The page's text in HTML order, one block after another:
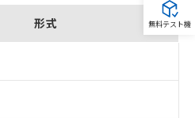
形式 無料テスト機